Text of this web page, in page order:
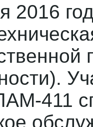
2016
411